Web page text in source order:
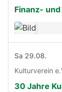
Finanz-
Sa 29.08.
Kulturverein
30 Jahre